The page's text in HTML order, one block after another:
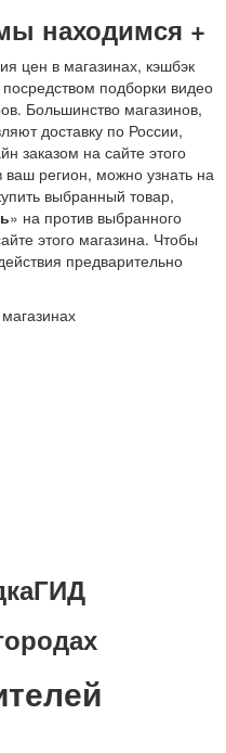
находимся +
цен в магазинах, кэшбэк
подборки видео
Большинство магазинов,
доставку по России,
заказом на сайте этого
ваш регион, можно узнать на
выбранный товар,
» на против выбранного
этого магазина. Чтобы
предварительно